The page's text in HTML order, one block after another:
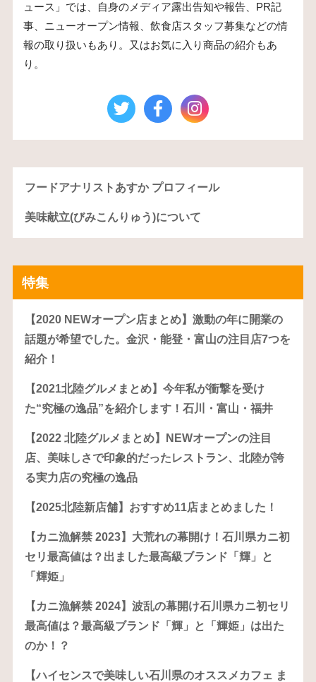
ュース」では、自身のメディア露出告知や報告、PR記
事、ニューオープン情報、飲食店スタッフ募集などの情
報の取り扱いもあり。又はお気に入り商品の紹介もあ
り。
フードアナリストあすか プロフィール
美味献立(びみこんりゅう)について
特集
【2020 NEWオープン店まとめ】激動の年に開業の
話題が希望でした。金沢・能登・富山の注目店7つを
紹介！
【2021北陸グルメまとめ】今年私が衝撃を受け
た“究極の逸品”を紹介します！石川・富山・福井
【2022 北陸グルメまとめ】NEWオープンの注目
店、美味しさで印象的だったレストラン、北陸が誇
る実力店の究極の逸品
【2025北陸新店舗】おすすめ11店まとめました！
【カニ漁解禁 2023】大荒れの幕開け！石川県カニ初
セリ最高値は？出ました最高級ブランド「輝」と
「輝姫」
【カニ漁解禁 2024】波乱の幕開け石川県カニ初セリ
最高値は？最高級ブランド「輝」と「輝姫」は出た
のか！？
【ハイセンスで美味しい石川県のオススメカフェ ま